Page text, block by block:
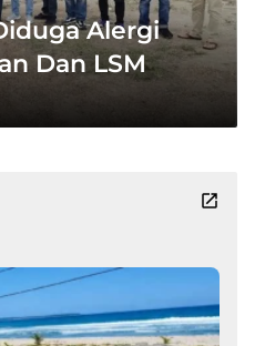
Alergi
Dan LSM